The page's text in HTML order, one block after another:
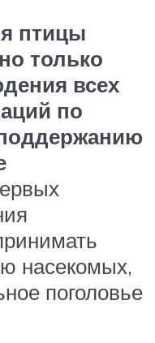
птицы
только
всех
по
насекомых,
поголовье